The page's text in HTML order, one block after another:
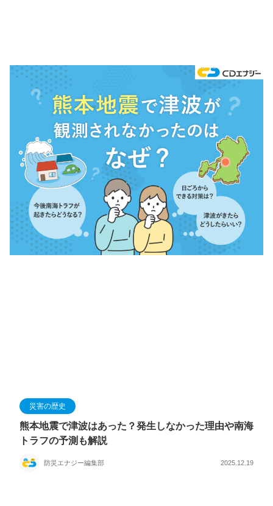
災害の歴史
熊本地震で津波はあった？発生しなかった理由や南海
トラフの予測も解説
防災エナジー編集部 2025.12.19